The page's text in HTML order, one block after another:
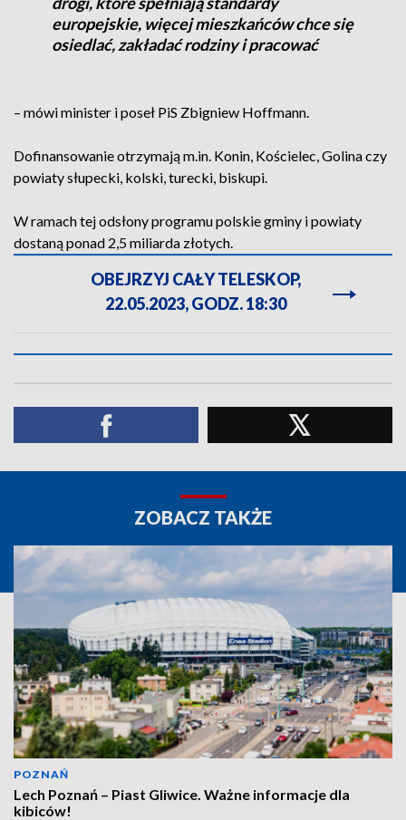
europejskie, więcej mieszkańców chce się
osiedlać, zakładać rodziny i pracować
– mówi minister i poseł PiS Zbigniew Hoffmann.
Dofinansowanie otrzymają m.in. Konin, Kościelec, Golina czy
powiaty słupecki, kolski, turecki, biskupi.
W ramach tej odsłony programu polskie gminy i powiaty
dostaną ponad 2,5 miliarda złotych.
OBEJRZYJ CAŁY TELESKOP,
22.05.2023, GODZ. 18:30
ZOBACZ TAKŻE
POZNAŃ
Lech Poznań – Piast Gliwice. Ważne informacje dla
kibiców!